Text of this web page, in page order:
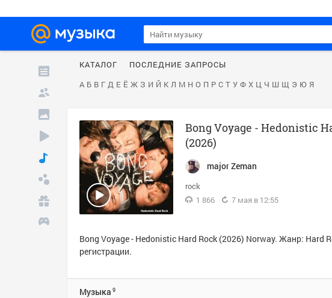
КАТАЛОГ
ПОСЛЕДНИЕ ЗАПРОСЫ
А Б В Г Д Е Ё Ж З И Й К Л М Н О П Р С Т У Ф Х Ц Ч Ш Щ Э Ю Я
Bong Voyage - Hedonistic
(2026)
major Zeman
rock
1 866
7 мая в 12:55
Bong Voyage - Hedonistic Hard Rock (2026) Norway. Жанр: Hard
регистрации.
Музыка 9